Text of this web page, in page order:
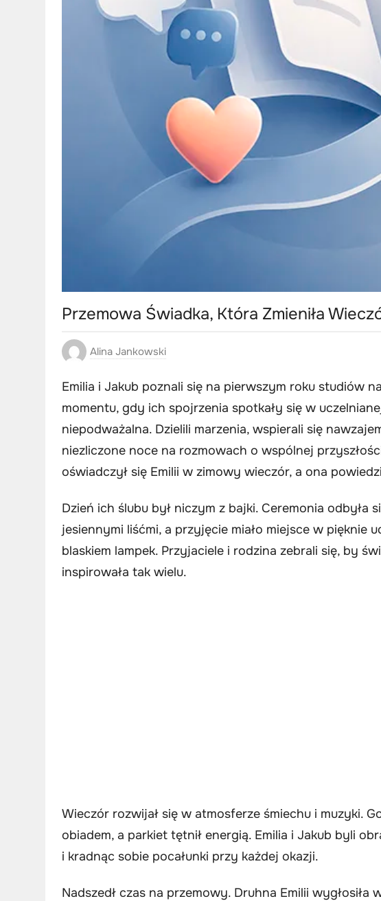
Przemowa Świadka, Która Zmieniła
Alina Jankowski
Emilia i Jakub poznali się na pierwszym roku studiów
momentu, gdy ich spojrzenia spotkały się w
niepodważalna. Dzielili marzenia, wspierali się
niezliczone noce na rozmowach o wspólnej
oświadczył się Emilii w zimowy wieczór, a ona
Dzień ich ślubu był niczym z bajki. Ceremonia odbyła
jesiennymi liśćmi, a przyjęcie miało miejsce w pięknie
blaskiem lampek. Przyjaciele i rodzina zebrali się, by
inspirowała tak wielu.
Wieczór rozwijał się w atmosferze śmiechu i muzyki.
obiadem, a parkiet tętnił energią. Emilia i Jakub byli
i kradnąc sobie pocałunki przy każdej okazji.
Nadszedł czas na przemowy. Druhna Emilii